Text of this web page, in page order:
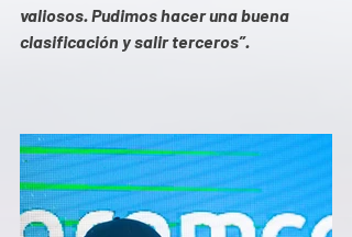
valiosos. Pudimos hacer una buena
clasificación y salir terceros”.